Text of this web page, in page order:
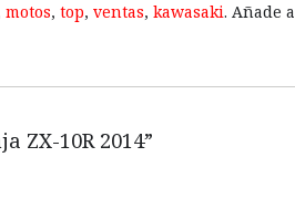
motos, top, ventas, kawasaki. Añade a
ZX-10R 2014”